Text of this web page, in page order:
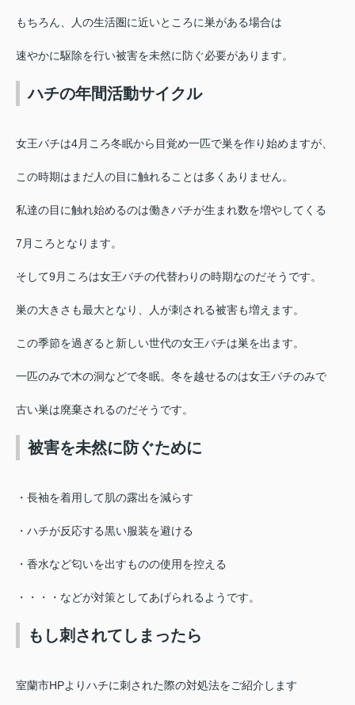
もちろん、人の生活圏に近いところに巣がある場合は
速やかに駆除を行い被害を未然に防ぐ必要があります。
ハチの年間活動サイクル
女王バチは4月ころ冬眠から目覚め一匹で巣を作り始めますが、
この時期はまだ人の目に触れることは多くありません。
私達の目に触れ始めるのは働きバチが生まれ数を増やしてくる
7月ころとなります。
そして9月ころは女王バチの代替わりの時期なのだそうです。
巣の大きさも最大となり、人が刺される被害も増えます。
この季節を過ぎると新しい世代の女王バチは巣を出ます。
一匹のみで木の洞などで冬眠。冬を越せるのは女王バチのみで
古い巣は廃棄されるのだそうです。
被害を未然に防ぐために
・長袖を着用して肌の露出を減らす
・ハチが反応する黒い服装を避ける
・香水など匂いを出すものの使用を控える
・・・・などが対策としてあげられるようです。
もし刺されてしまったら
室蘭市HPよりハチに刺された際の対処法をご紹介します